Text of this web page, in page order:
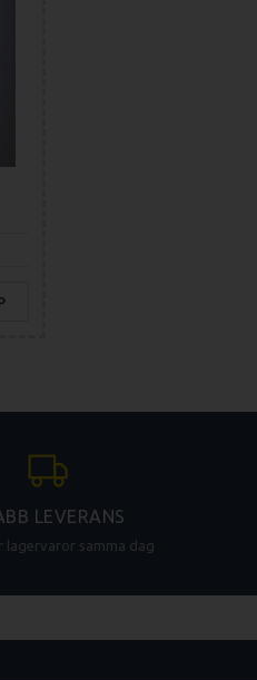
LEVERANS
lagervaror samma dag